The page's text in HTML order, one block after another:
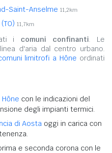
Saint-Anselme 11,2km
11,7km
i comuni confinanti. Le
d'aria dal centro urbano.
limitrofi a Hône ordinati
con le indicazioni del
degli impianti termici.
di Aosta oggi in carica con
e seconda corona con le